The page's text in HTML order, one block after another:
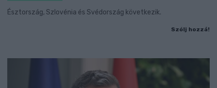
Észtország, Szlovénia és Svédország következik.
Szólj hozzá!